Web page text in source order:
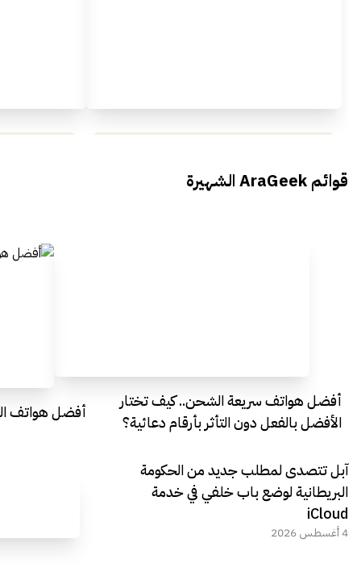
Everything Egypt
قوائم AraGeek الشهيرة
أفضل هواتف سريعة الشحن.. كيف تختار
الأفضل بالفعل دون التأثر بأرقام دعائية؟
أفضل هواتف
آبل تتصدى لمطلب جديد من الحكومة
البريطانية لوضع باب خلفي في خدمة
iCloud
4 أغسطس 2026